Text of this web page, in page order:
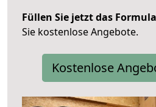
Füllen Sie jetzt das
Sie kostenlose Angebote.
Kostenlose